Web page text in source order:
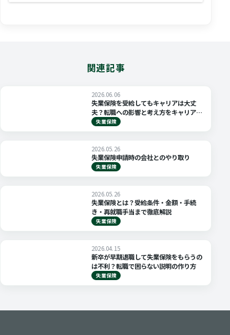
関連記事
2026.06.06
失業保険を受給してもキャリアは大丈
夫？転職への影響と考え方をキャリアコ
ンサルタントが解説
失業保険
2026.05.26
失業保険申請時の会社とのやり取り
失業保険
2026.05.26
失業保険とは？受給条件・金額・手続
き・再就職手当まで徹底解説
失業保険
2026.04.15
新卒が早期退職して失業保険をもらうの
は不利？転職で困らない説明の作り方
失業保険